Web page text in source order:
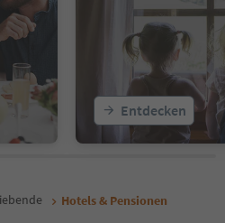
Entdecken
Hotels & Pensionen